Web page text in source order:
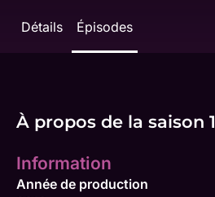
Détails Épisodes
À propos de la saison 1
Information
Année de production